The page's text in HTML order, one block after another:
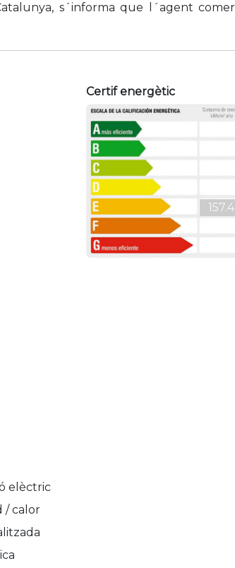
s´informa que l´agent
elèctric
/ calor
Certif energètic
157.4